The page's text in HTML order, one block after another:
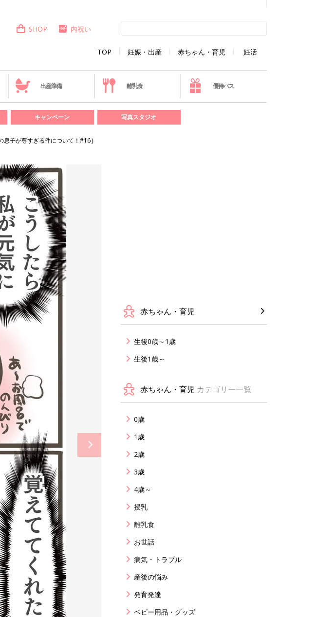
TOP 妊娠・出産 赤ちゃん・育児 妊活
SHOP 内祝い
出産準備 離乳食 優待パス
キャンペーン 写真スタジオ
子が尊すぎる件について！#16］
赤ちゃん・育児
生後0歳～1歳
生後1歳～
赤ちゃん・育児 カテゴリー一覧
0歳
1歳
2歳
3歳
4歳～
授乳
離乳食
お世話
病気・トラブル
産後の悩み
発育発達
ベビー用品・グッズ